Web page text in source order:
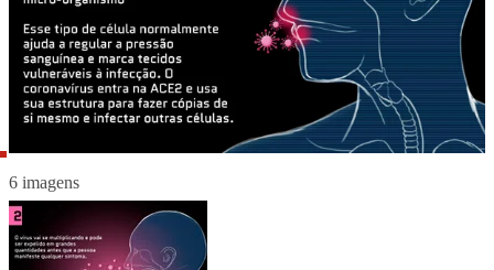
6 imagens